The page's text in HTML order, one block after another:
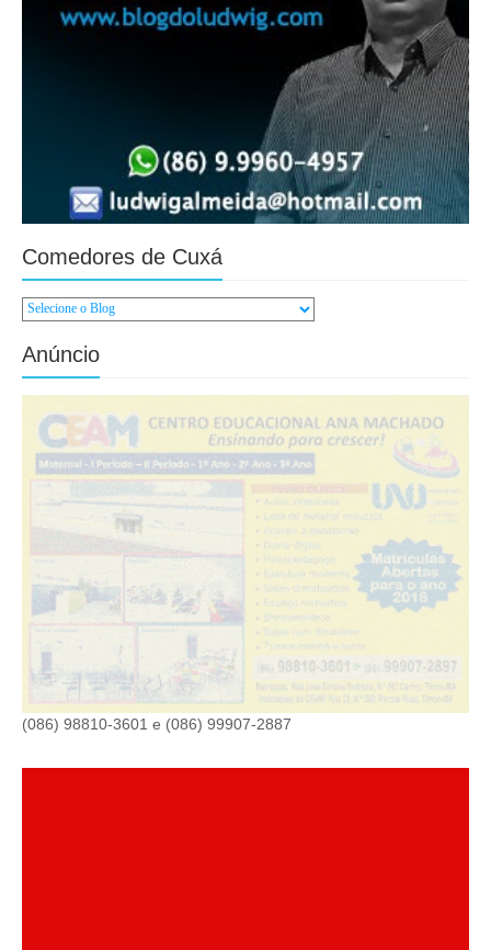
Comedores de Cuxá
Anúncio
(086) 98810-3601 e (086) 99907-2887